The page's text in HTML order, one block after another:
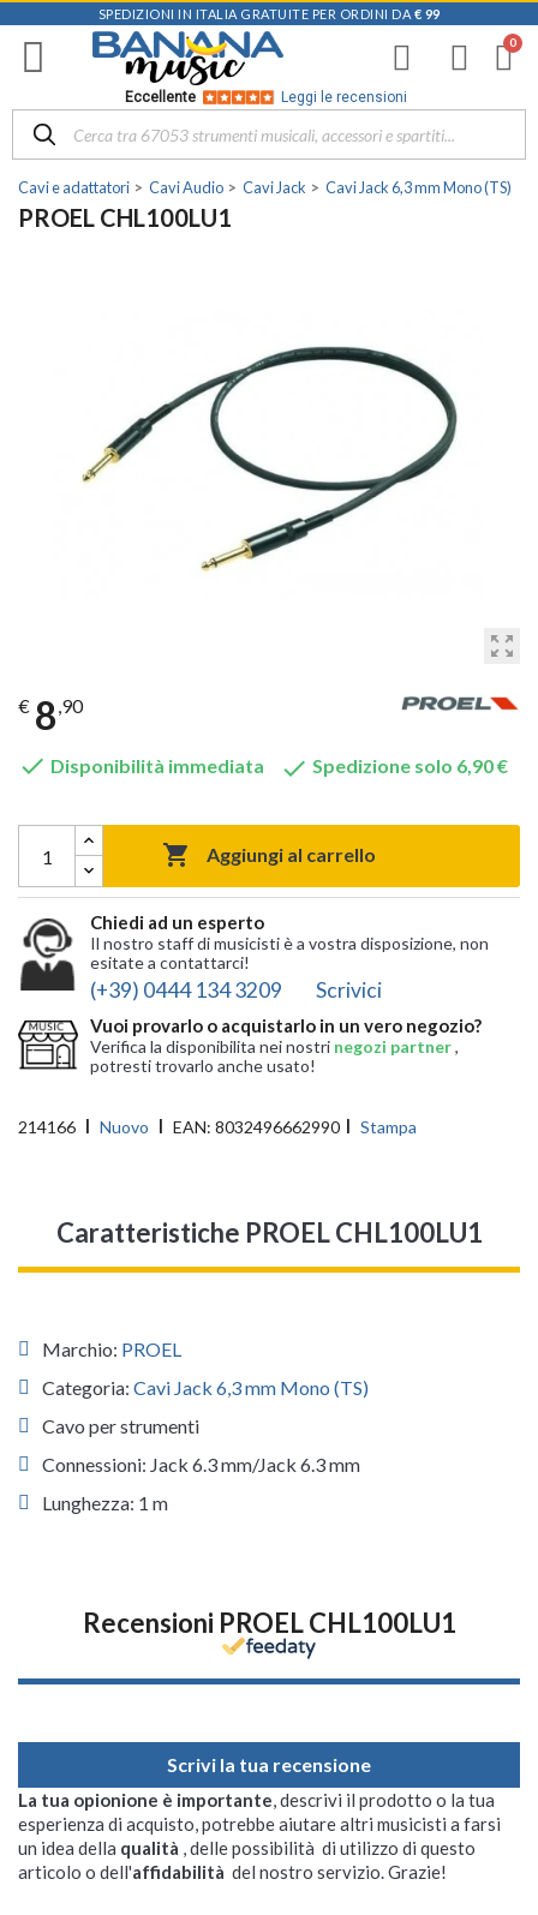
SPEDIZIONI IN ITALIA GRATUITE PER ORDINI DA € 99
Eccellente Leggi le recensioni
Cavi e adattatori Cavi Audio Cavi Jack Cavi Jack 6,3 mm Mono (TS)
PROEL CHL100LU1
zoom_out_map
€ 8,90
 Disponibilità immediata  Spedizione solo 6,90 €
 Aggiungi al carrello
Chiedi ad un esperto
Il nostro staff di musicisti è a vostra disposizione, non
esitate a contattarci!
(+39) 0444 134 3209 Scrivici
Vuoi provarlo o acquistarlo in un vero negozio?
Verifica la disponibilita nei nostri negozi partner,
potresti trovarlo anche usato!
214166 Nuovo EAN: 8032496662990 Stampa
Caratteristiche PROEL CHL100LU1
Marchio: PROEL
Categoria: Cavi Jack 6,3 mm Mono (TS)
Cavo per strumenti
Connessioni: Jack 6.3 mm/Jack 6.3 mm
Lunghezza: 1 m
Recensioni PROEL CHL100LU1
Scrivi la tua recensione
La tua opionione è importante, descrivi il prodotto o la tua
esperienza di acquisto, potrebbe aiutare altri musicisti a farsi
un idea della qualità , delle possibilità di utilizzo di questo
articolo o dell'affidabilità del nostro servizio. Grazie!